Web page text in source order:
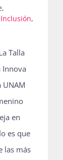
Inclusión,
Talla
Innova
UNAM
en
es que
las más